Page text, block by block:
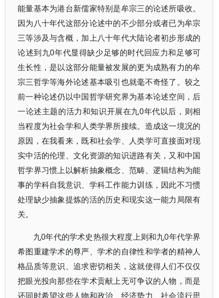
能量基本为港台新儒家特别是牟宗三的论述所吸收。
因为八十年代这部分论述中的不少部分或者已为牟宗
三等涉及与含概，加上八十年代大陆论者初步形成的
论述到九0年代显得缺少足够的时代回应力和足够可
生长性，是以这部分能量被发展的更为成熟有力的牟
宗三哲学等海外论述基本吸引也就毫不奇怪了。较之
前一种论述仍以中国哲学研究界为基本论述空间，后
一论述主题的活力和知识开展在九0年代以后，则相
当程度为社会学和人类学界所接续。造成这一境况的
原因，在我看来，既和社会学、人类学可直接面对现
实中活的伦理、文化资源的知识进路有关，又和中国
哲学界习惯上以解析抽象概念、范畴、逻辑结构为能
事的学科自我意识、学科工作能力训练，因此不习惯
处理缺少抽象提炼的活的历史和现实这一能力局限有
关。
九0年代的学术史热很大程度上则和九0年代学界
希图重建学术的尊严、学术的自律性和学者的精神人
格品质等意识、追求密切相关，这就使得人们不仅仅
把眼光投向那些在学术贡献上无可争议的人物，而是
还同时希望这些人物和政治、经济势力、社会流行思